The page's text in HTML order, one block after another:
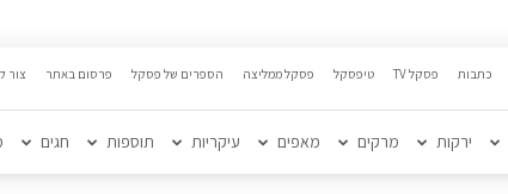
כתבות פסקל TV טיפסקל פסקל ממליצה הספרים של פסקל פרסום באתר צור
ירקות מרקים מאפים עיקריות תוספות חגים